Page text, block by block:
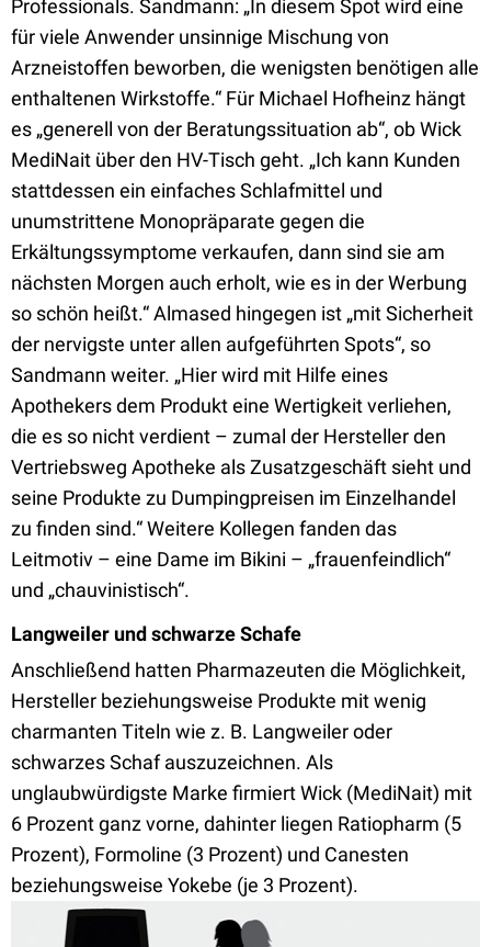
Professionals. Sandmann: „In diesem Spot wird eine
für viele Anwender unsinnige Mischung von
Arzneistoffen beworben, die wenigsten benötigen alle
enthaltenen Wirkstoffe.“ Für Michael Hofheinz hängt
es „generell von der Beratungssituation ab“, ob Wick
MediNait über den HV-Tisch geht. „Ich kann Kunden
stattdessen ein einfaches Schlafmittel und
unumstrittene Monopräparate gegen die
Erkältungssymptome verkaufen, dann sind sie am
nächsten Morgen auch erholt, wie es in der Werbung
so schön heißt.“ Almased hingegen ist „mit Sicherheit
der nervigste unter allen aufgeführten Spots“, so
Sandmann weiter. „Hier wird mit Hilfe eines
Apothekers dem Produkt eine Wertigkeit verliehen,
die es so nicht verdient – zumal der Hersteller den
Vertriebsweg Apotheke als Zusatzgeschäft sieht und
seine Produkte zu Dumpingpreisen im Einzelhandel
zu finden sind.“ Weitere Kollegen fanden das
Leitmotiv – eine Dame im Bikini – „frauenfeindlich“
und „chauvinistisch“.
Langweiler und schwarze Schafe
Anschließend hatten Pharmazeuten die Möglichkeit,
Hersteller beziehungsweise Produkte mit wenig
charmanten Titeln wie z. B. Langweiler oder
schwarzes Schaf auszuzeichnen. Als
unglaubwürdigste Marke firmiert Wick (MediNait) mit
6 Prozent ganz vorne, dahinter liegen Ratiopharm (5
Prozent), Formoline (3 Prozent) und Canesten
beziehungsweise Yokebe (je 3 Prozent).